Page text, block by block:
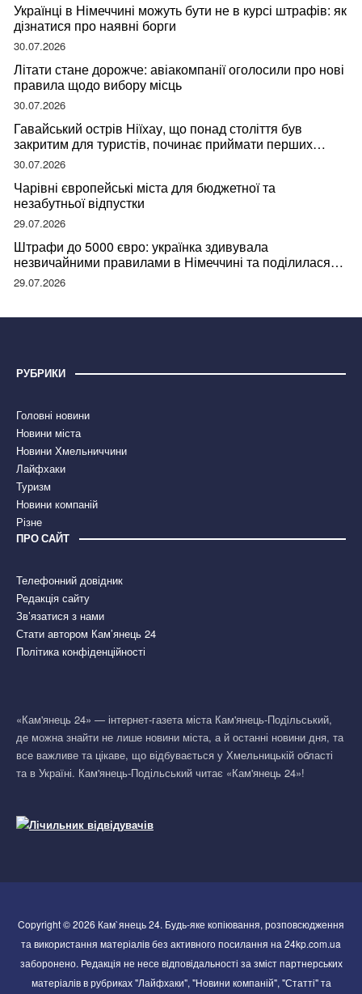
Українці в Німеччині можуть бути не в курсі штрафів: як
дізнатися про наявні борги
30.07.2026
Літати стане дорожче: авіакомпанії оголосили про нові
правила щодо вибору місць
30.07.2026
Гавайський острів Ніїхау, що понад століття був
закритим для туристів, починає приймати перших
відвідувачів
30.07.2026
Чарівні європейські міста для бюджетної та
незабутньої відпустки
29.07.2026
Штрафи до 5000 євро: українка здивувала
незвичайними правилами в Німеччині та поділилася
правдою
29.07.2026
РУБРИКИ
Головні новини
Новини міста
Новини Хмельниччини
Лайфхаки
Туризм
Новини компаній
Різне
ПРО САЙТ
Телефонний довідник
Редакція сайту
Зв’язатися з нами
Стати автором Кам’янець 24
Політика конфіденційності
«Кам'янець 24» — інтернет-газета міста Кам'янець-Подільський,
де можна знайти не лише новини міста, а й останні новини дня, та
все важливе та цікаве, що відбувається у Хмельницькій області
та в Україні. Кам'янець-Подільський читає «Кам'янець 24»!
Copyright © 2026 Кам`янець 24. Будь-яке копіювання, розповсюдження
та використання матеріалів без активного посилання на 24kp.com.ua
заборонено. Редакція не несе відповідальності за зміст партнерських
матеріалів в рубриках "Лайфхаки", "Новини компаній", "Статті" та